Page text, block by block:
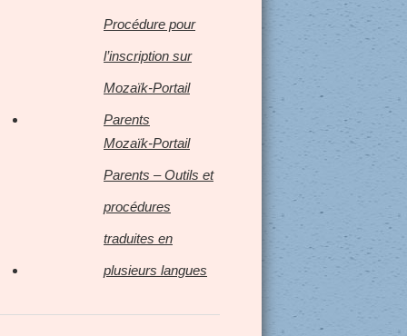
Procédure pour
l’inscription sur
Mozaïk-Portail
Parents
Mozaïk-Portail
Parents – Outils et
procédures
traduites en
plusieurs langues